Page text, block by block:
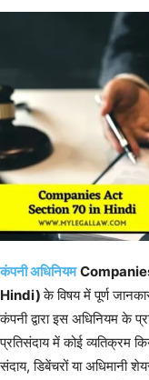
कंपनी अधिनियम
Hindi)के विषय में पूर्ण
कंपनी द्वारा इस अधिनियम के
प्रतिसंदाय में कोई व्यतिक्रम
संदाय, डिबेंचरों या अधिमानी